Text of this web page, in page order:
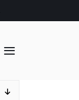
Toggle